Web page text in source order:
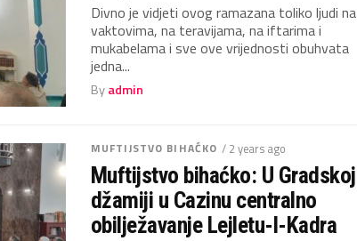
Divno je vidjeti ovog ramazana toliko ljudi na
vaktovima, na teravijama, na iftarima i
mukabelama i sve ove vrijednosti obuhvata
jedna...
Byadmin
MUFTIJSTVO BIHAĆKO / 2 years ago
Muftijstvo bihaćko: U Gradskoj
džamiji u Cazinu centralno
obilježavanje Lejletu-l-Kadra